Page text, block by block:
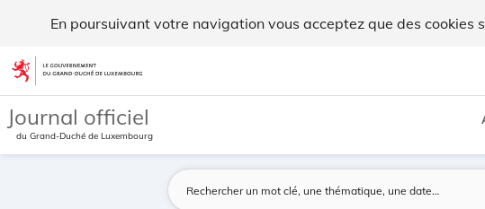
En poursuivant votre navigation vous acceptez que des
Aller au contenu
Journal officiel
du Grand-Duché de Luxembourg